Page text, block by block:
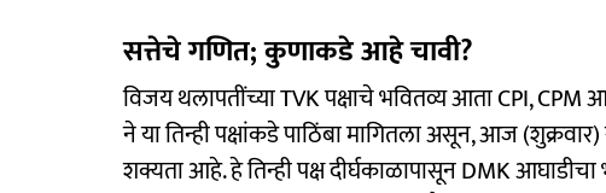
सत्तेचे गणित; कुणाकडे आहे चावी?
विजय थलापतींच्या TVK पक्षाचे भवितव्य आता CPI, CPM
ने या तिन्ही पक्षांकडे पाठिंबा मागितला असून, आज
शक्यता आहे. हे तिन्ही पक्ष दीर्घकाळापासून DMK